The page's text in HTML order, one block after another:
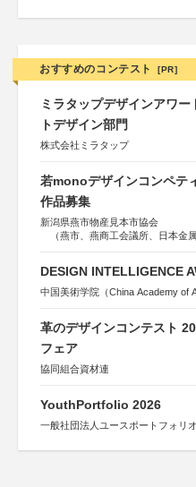
おすすめのコンテスト [PR]
ミラタップデザインアワー
トデザイン部門
株式会社ミラタップ
若monoデザインコンペテ
作品募集
新潟県燕市物産見本市協会
（燕市、燕商工会議所、日本金
DESIGN INTELLIGENCE
中国美術学院（China Academy of
革のデザインコンテスト
フェア
協同組合資材連
YouthPortfolio 2026
一般社団法人ユースポートフォリオ